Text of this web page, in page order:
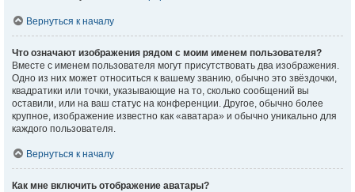
Вернуться к началу
Что означают изображения рядом с моим именем пользователя?
Вместе с именем пользователя могут присутствовать два изображения.
Одно из них может относиться к вашему званию, обычно это звёздочки,
квадратики или точки, указывающие на то, сколько сообщений вы
оставили, или на ваш статус на конференции. Другое, обычно более
крупное, изображение известно как «аватара» и обычно уникально для
каждого пользователя.
Вернуться к началу
Как мне включить отображение аватары?